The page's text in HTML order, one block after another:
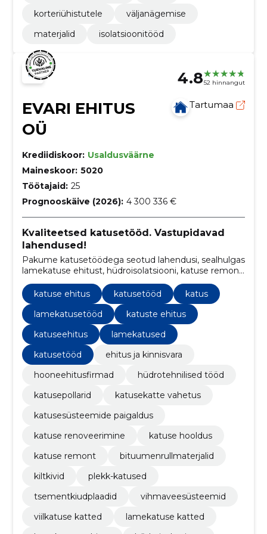
korteriühistutele
väljanägemise
materjalid
isolatsioonitööd
4.852 hinnangut
EVARI EHITUS
OÜ
Tartumaa
Krediidiskoor: Usaldusväärne
Maineskoor: 5020
Töötajaid: 25
Prognooskäive (2026): 4 300 336 €
Kvaliteetsed katusetööd. Vastupidavad
lahendused!
Pakume katusetöödega seotud lahendusi, sealhulgas
lamekatuse ehitust, hüdroisolatsiooni, katuse remonti
katuse ehitus
katusetööd
katus
lamekatusetööd
katuste ehitus
katuseehitus
lamekatused
katusetööd
ehitus ja kinnisvara
hooneehitusfirmad
hüdrotehnilised tööd
katusepollarid
katusekatte vahetus
katusesüsteemide paigaldus
katuse renoveerimine
katuse hooldus
katuse remont
bituumenrullmaterjalid
kiltkivid
plekk-katused
tsementkiudplaadid
vihmaveesüsteemid
viilkatuse katted
lamekatuse katted